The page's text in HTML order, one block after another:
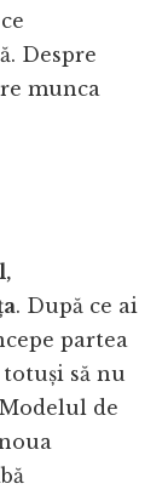
Despre
munca
. După ce ai
partea
să nu
de